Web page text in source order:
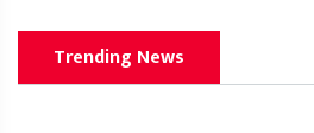
Trending News